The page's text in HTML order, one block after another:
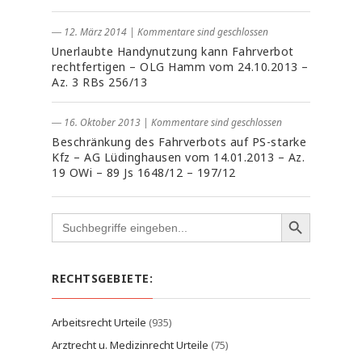
― 12. März 2014 | Kommentare sind geschlossen
Unerlaubte Handynutzung kann Fahrverbot
rechtfertigen – OLG Hamm vom 24.10.2013 –
Az. 3 RBs 256/13
― 16. Oktober 2013 | Kommentare sind geschlossen
Beschränkung des Fahrverbots auf PS-starke
Kfz – AG Lüdinghausen vom 14.01.2013 – Az.
19 OWi – 89 Js 1648/12 – 197/12
Search
for:
RECHTSGEBIETE:
Arbeitsrecht Urteile (935)
Arztrecht u. Medizinrecht Urteile (75)